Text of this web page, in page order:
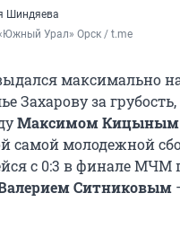
Шиндяева
Урал» Орск / t.me
максимально
Захарову за
Максимом Кицыным
самой молодежной
с 0:3 в финале МЧМ
Ситниковым